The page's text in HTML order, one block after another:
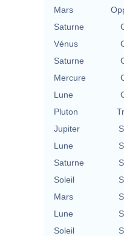
Mars
Saturne
Vénus
Saturne
Mercure
Lune
Pluton
Jupiter
Lune
Saturne
Soleil
Mars
Lune
Soleil